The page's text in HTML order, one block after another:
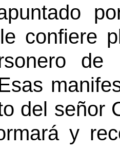
confiere
de
del señor
y